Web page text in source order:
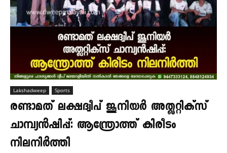
Lakshadweep Sports
രണ്ടാമത് ലക്ഷദ്വീപ് ജൂനിയർ അത്ലറ്റിക്സ്
ചാമ്പ്യൻഷിപ്പ്: ആന്ത്രോത്ത് കിരീടം
നിലനിർത്തി